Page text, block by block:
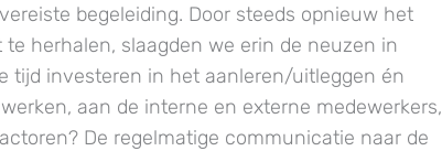
begeleiding. Door steeds opnieuw het
te herhalen, slaagden we erin de neuzen in
tijd investeren in het aanleren/uitleggen én
aan de interne en externe medewerkers,
De regelmatige communicatie naar de